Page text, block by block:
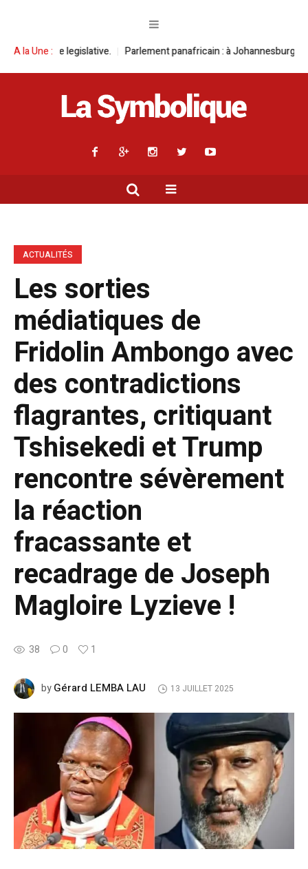
A la Une :Parlement panafricain : à Johannesburg, Aimé Boji Sangara
ACTUALITÉS
Les sorties
médiatiques de
Fridolin Ambongo avec
des contradictions
flagrantes, critiquant
Tshisekedi et Trump
rencontre sévèrement
la réaction
fracassante et
recadrage de Joseph
Magloire Lyzieve !
38 0 1
byGérard LEMBA LAU 13 JUILLET 2025